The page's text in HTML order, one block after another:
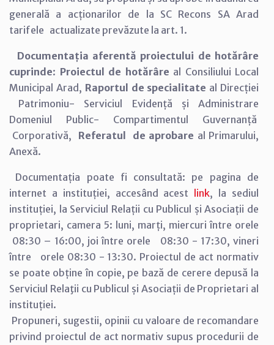
generală a acționarilor de la SC Recons SA Arad
tarifele actualizate prevăzute la art. 1.
Documentația aferentă proiectului de hotărâre
cuprinde: Proiectul de hotărâre al Consiliului Local
Municipal Arad, Raportul de specialitate al Direcției
Patrimoniu- Serviciul Evidență și Administrare
Domeniul Public- Compartimentul Guvernanță
Corporativă, Referatul de aprobare al Primarului,
Anexă.
Documentația poate fi consultată: pe pagina de
internet a instituției, accesând acest link, la sediul
instituției, la Serviciul Relații cu Publicul și Asociații de
proprietari, camera 5: luni, marți, miercuri între orele
08:30 – 16:00, joi între orele 08:30 - 17:30, vineri
între orele 08:30 - 13:30. Proiectul de act normativ
se poate obține în copie, pe bază de cerere depusă la
Serviciul Relaţii cu Publicul și Asociații de Proprietari al
instituției.
Propuneri, sugestii, opinii cu valoare de recomandare
privind proiectul de act normativ supus procedurii de